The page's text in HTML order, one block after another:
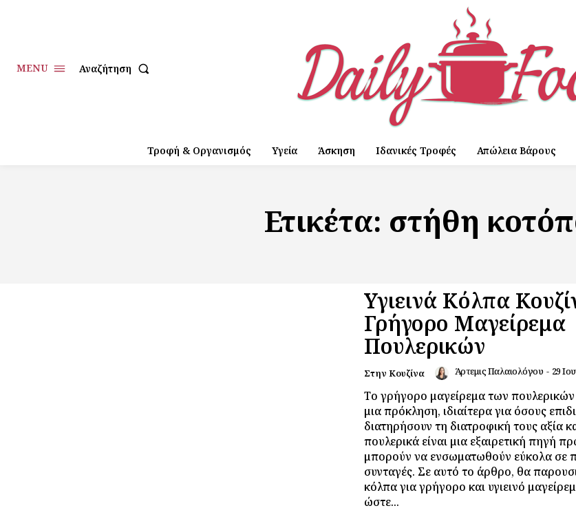
MENU Αναζήτηση
Τροφή & Οργανισμός Υγεία Άσκηση Ιδανικές Τροφές Απώλεια Βάρους
Ετικέτα: στήθη
Υγιεινά Κόλπα
Γρήγορο Μαγείρεμα
Πουλερικών
Στην Κουζίνα Άρτεμις Παλαιολόγου - 29
Το γρήγορο μαγείρεμα των πουλερικών
μια πρόκληση, ιδιαίτερα για όσους
διατηρήσουν τη διατροφική τους αξία
πουλερικά είναι μια εξαιρετική πηγή
μπορούν να ενσωματωθούν εύκολα σε
συνταγές. Σε αυτό το άρθρο, θα
κόλπα για γρήγορο και υγιεινό
ώστε...